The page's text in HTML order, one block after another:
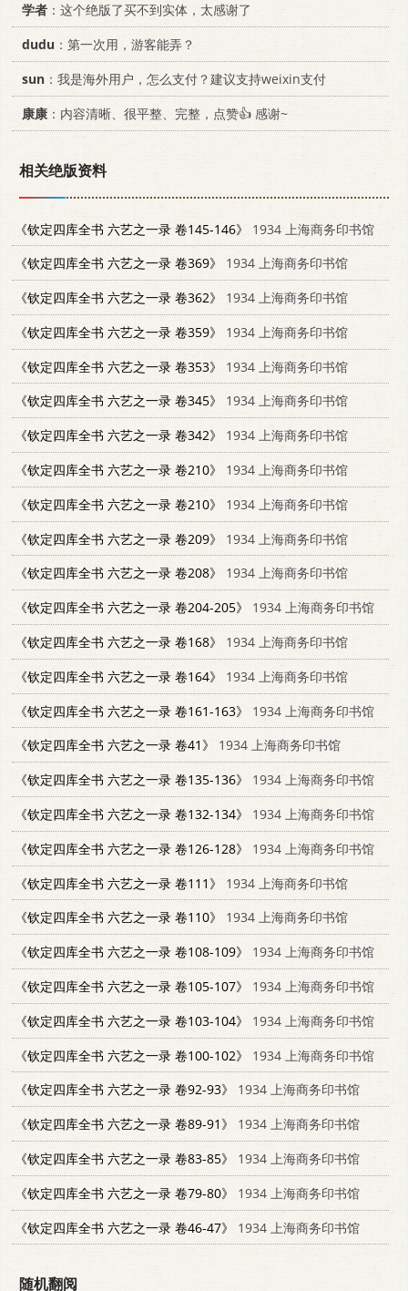
学者 ：这个绝版了买不到实体，太感谢了
dudu ：第一次用，游客能弄？
sun ：我是海外用户，怎么支付？建议支持weixin支付
康康 ：内容清晰、很平整、完整，点赞👍 感谢~
相关绝版资料
《钦定四库全书 六艺之一录 卷145-146》
1934 上海商务印书馆
《钦定四库全书 六艺之一录 卷369》
1934 上海商务印书馆
《钦定四库全书 六艺之一录 卷362》
1934 上海商务印书馆
《钦定四库全书 六艺之一录 卷359》
1934 上海商务印书馆
《钦定四库全书 六艺之一录 卷353》
1934 上海商务印书馆
《钦定四库全书 六艺之一录 卷345》
1934 上海商务印书馆
《钦定四库全书 六艺之一录 卷342》
1934 上海商务印书馆
《钦定四库全书 六艺之一录 卷210》
1934 上海商务印书馆
《钦定四库全书 六艺之一录 卷210》
1934 上海商务印书馆
《钦定四库全书 六艺之一录 卷209》
1934 上海商务印书馆
《钦定四库全书 六艺之一录 卷208》
1934 上海商务印书馆
《钦定四库全书 六艺之一录 卷204-205》
1934 上海商务印书馆
《钦定四库全书 六艺之一录 卷168》
1934 上海商务印书馆
《钦定四库全书 六艺之一录 卷164》
1934 上海商务印书馆
《钦定四库全书 六艺之一录 卷161-163》
1934 上海商务印书馆
《钦定四库全书 六艺之一录 卷41》
1934 上海商务印书馆
《钦定四库全书 六艺之一录 卷135-136》
1934 上海商务印书馆
《钦定四库全书 六艺之一录 卷132-134》
1934 上海商务印书馆
《钦定四库全书 六艺之一录 卷126-128》
1934 上海商务印书馆
《钦定四库全书 六艺之一录 卷111》
1934 上海商务印书馆
《钦定四库全书 六艺之一录 卷110》
1934 上海商务印书馆
《钦定四库全书 六艺之一录 卷108-109》
1934 上海商务印书馆
《钦定四库全书 六艺之一录 卷105-107》
1934 上海商务印书馆
《钦定四库全书 六艺之一录 卷103-104》
1934 上海商务印书馆
《钦定四库全书 六艺之一录 卷100-102》
1934 上海商务印书馆
《钦定四库全书 六艺之一录 卷92-93》
1934 上海商务印书馆
《钦定四库全书 六艺之一录 卷89-91》
1934 上海商务印书馆
《钦定四库全书 六艺之一录 卷83-85》
1934 上海商务印书馆
《钦定四库全书 六艺之一录 卷79-80》
1934 上海商务印书馆
《钦定四库全书 六艺之一录 卷46-47》
1934 上海商务印书馆
随机翻阅